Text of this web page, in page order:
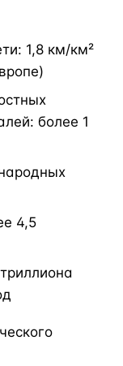
1,8 км/км²
более 1
4,5